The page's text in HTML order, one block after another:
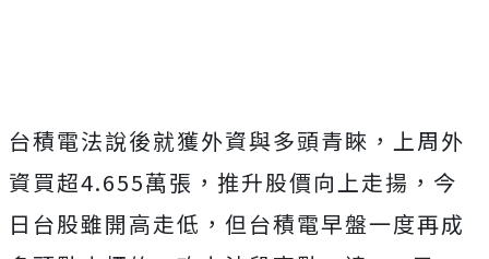
台積電法說後就獲外資與多頭青睞，上周外
資買超4.655萬張，推升股價向上走揚，今
日台股雖開高走低，但台積電早盤一度再成